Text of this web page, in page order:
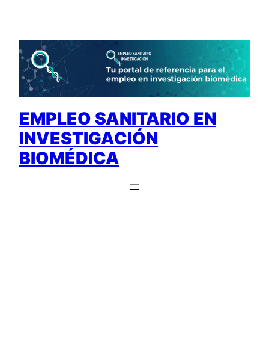
contenido
EMPLEO SANITARIO EN
INVESTIGACIÓN
BIOMÉDICA